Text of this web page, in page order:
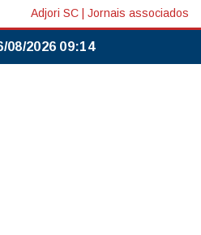
Adjori SC Jornais associados
08/2026 09:14